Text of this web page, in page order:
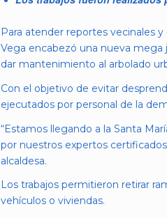
Para atender reportes vecinales y
Vega encabezó una nueva mega
dar mantenimiento al arbolado
Con el objetivo de evitar
ejecutados por personal de la
“Estamos llegando a la Santa
por nuestros expertos certificados
alcaldesa.
Los trabajos permitieron retirar
vehículos o viviendas.